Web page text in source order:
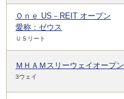
Ｏｎｅ US－REIT オープン
愛称：ゼウス
ＵＳリート
ＭＨＡＭスリーウェイオープン
3ウェイ